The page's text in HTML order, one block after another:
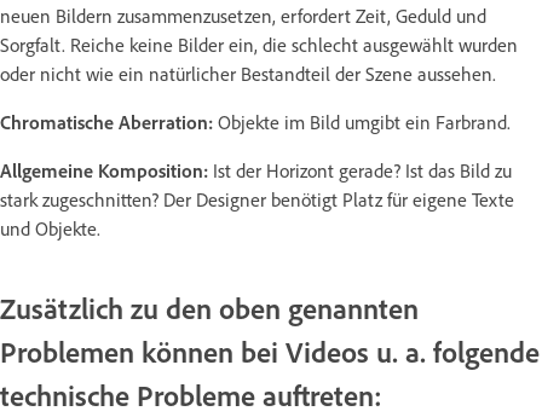
neuen Bildern zusammenzusetzen, erfordert Zeit, Geduld und
Sorgfalt. Reiche keine Bilder ein, die schlecht ausgewählt wurden
oder nicht wie ein natürlicher Bestandteil der Szene aussehen.
Chromatische Aberration: Objekte im Bild umgibt ein Farbrand.
Allgemeine Komposition: Ist der Horizont gerade? Ist das Bild zu
stark zugeschnitten? Der Designer benötigt Platz für eigene Texte
und Objekte.
Zusätzlich zu den oben genannten
Problemen können bei Videos u. a. folgende
technische Probleme auftreten: